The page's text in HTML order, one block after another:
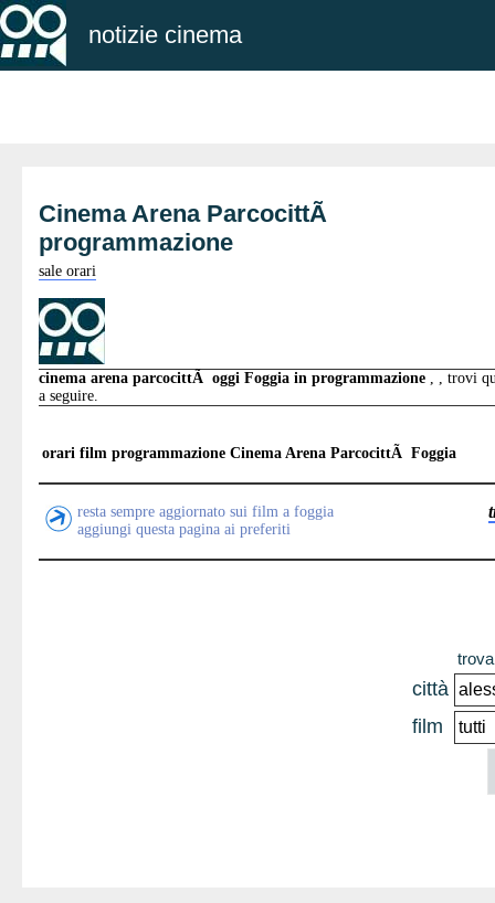
notizie cinema
Cinema Arena ParcocittÃ
programmazione
sale orari
cinema arena parcocittÃ oggi Foggia in programmazione , , trovi
a seguire.
orari film programmazione Cinema Arena ParcocittÃ Foggia
resta sempre aggiornato sui film a foggia
aggiungi questa pagina ai preferiti
città
film